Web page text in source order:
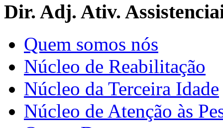
Dir. Adj. Ativ.
Quem somos nós
Núcleo de Reabilitação
Núcleo da Terceira Idade
Núcleo de Atenção às